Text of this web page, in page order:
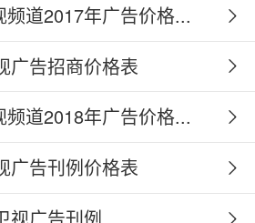
道2017年广告价格...
广告招商价格表
道2018年广告价格...
广告刊例价格表